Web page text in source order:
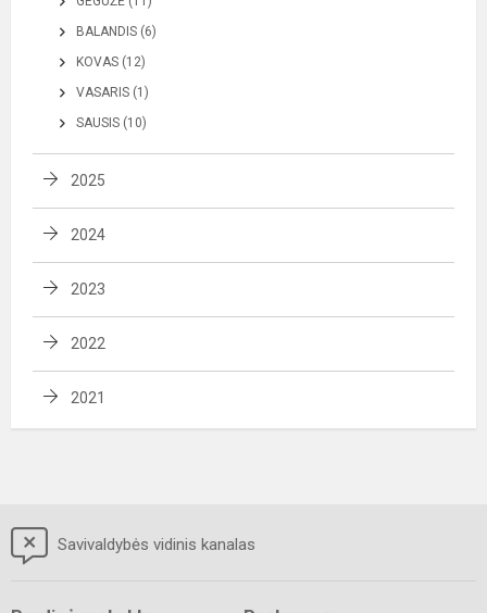
BALANDIS (6)
KOVAS (12)
VASARIS (1)
SAUSIS (10)
2025
2024
2023
2022
2021
Savivaldybės vidinis kanalas